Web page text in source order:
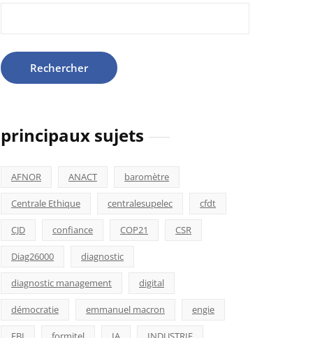
principaux sujets
AFNOR ANACT baromètre
Centrale Ethique centralesupelec cfdt
CJD confiance COP21 CSR
Diag26000 diagnostic
diagnostic management digital
démocratie emmanuel macron engie